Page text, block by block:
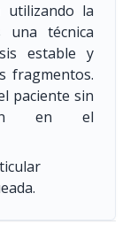
utilizando la
una técnica
estable y
fragmentos.
paciente sin
en el